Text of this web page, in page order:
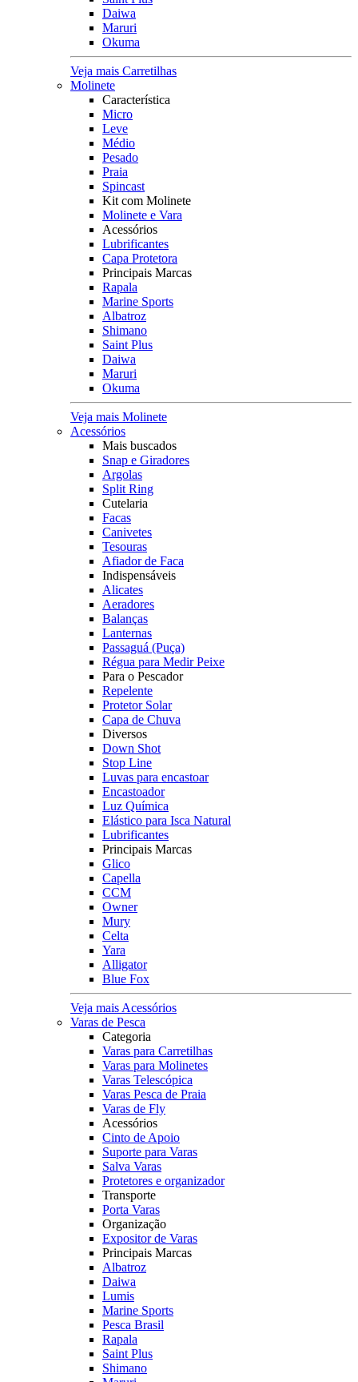
Daiwa
Maruri
Okuma
Veja mais Carretilhas
Molinete
Característica
Micro
Leve
Médio
Pesado
Praia
Spincast
Kit com Molinete
Molinete e Vara
Acessórios
Lubrificantes
Capa Protetora
Principais Marcas
Rapala
Marine Sports
Albatroz
Shimano
Saint Plus
Daiwa
Maruri
Okuma
Veja mais Molinete
Acessórios
Mais buscados
Snap e Giradores
Argolas
Split Ring
Cutelaria
Facas
Canivetes
Tesouras
Afiador de Faca
Indispensáveis
Alicates
Aeradores
Balanças
Lanternas
Passaguá (Puça)
Régua para Medir Peixe
Para o Pescador
Repelente
Protetor Solar
Capa de Chuva
Diversos
Down Shot
Stop Line
Luvas para encastoar
Encastoador
Luz Química
Elástico para Isca Natural
Lubrificantes
Principais Marcas
Glico
Capella
CCM
Owner
Mury
Celta
Yara
Alligator
Blue Fox
Veja mais Acessórios
Varas de Pesca
Categoria
Varas para Carretilhas
Varas para Molinetes
Varas Telescópica
Varas Pesca de Praia
Varas de Fly
Acessórios
Cinto de Apoio
Suporte para Varas
Salva Varas
Protetores e organizador
Transporte
Porta Varas
Organização
Expositor de Varas
Principais Marcas
Albatroz
Daiwa
Lumis
Marine Sports
Pesca Brasil
Rapala
Saint Plus
Shimano